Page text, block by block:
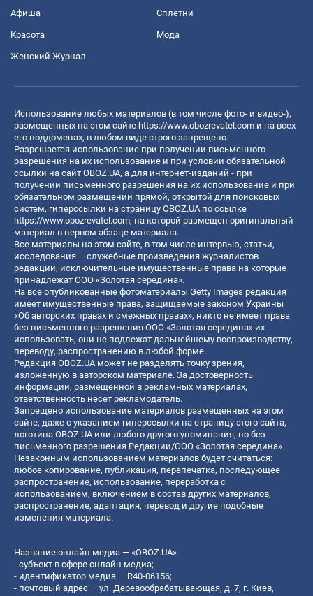
Афиша Сплетни
Красота Мода
Женский Журнал
Использование любых материалов (в том числе фото- и видео-),
размещенных на этом сайте https://www.obozrevatel.com и на всех
его поддоменах, в любом виде строго запрещено.
Разрешается использование при получении письменного
разрешения на их использование и при условии обязательной
ссылки на сайт OBOZ.UA, а для интернет-изданий - при
получении письменного разрешения на их использование и при
обязательном размещении прямой, открытой для поисковых
систем, гиперссылки на страницу OBOZ.UA по ссылке
https://www.obozrevatel.com, на которой размещен оригинальный
материал в первом абзаце материала.
Все материалы на этом сайте, в том числе интервью, статьи,
исследования – служебные произведения журналистов
редакции, исключительные имущественные права на которые
принадлежат ООО «Золотая середина».
На все опубликованные фотоматериалы Getty Images редакция
имеет имущественные права, защищаемые законом Украины
«Об авторских правах и смежных правах», никто не имеет права
без письменного разрешения ООО «Золотая середина» их
использовать, они не подлежат дальнейшему воспроизводству,
переводу, распространению в любой форме.
Редакция OBOZ.UA может не разделять точку зрения,
изложенную в авторском материале. За достоверность
информации, размещенной в рекламных материалах,
ответственность несет рекламодатель.
Запрещено использование материалов размещенных на этом
сайте, даже с указанием гиперссылки на страницу этого сайта,
логотипа OBOZ.UA или любого другого упоминания, но без
письменного разрешения Редакции/ООО «Золотая середина»
Незаконным использованием материалов будет считаться:
любое копирование, публикация, перепечатка, последующее
распространение, использование, переработка с
использованием, включением в состав других материалов,
распространение, адаптация, перевод и другие подобные
изменения материала.
Название онлайн медиа — «OBOZ.UA»
- субъект в сфере онлайн медиа;
- идентификатор медиа — R40-06156;
- почтовый адрес — ул. Деревообрабатывающая, д. 7, г. Киев,